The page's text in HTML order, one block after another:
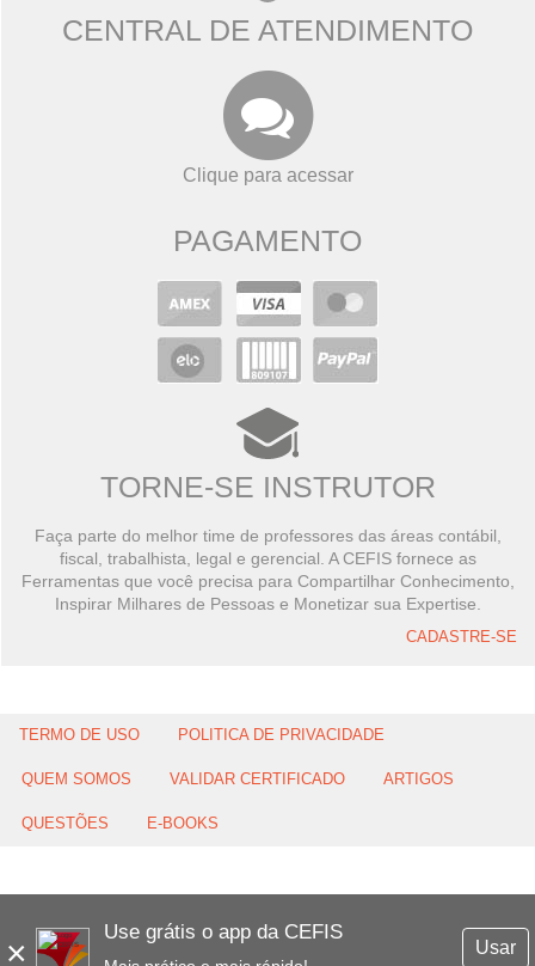
×
Use grátis o app da CEFIS
Usar
CENTRAL DE ATENDIMENTO
Clique para acessar
PAGAMENTO
TORNE-SE INSTRUTOR
Faça parte do melhor time de professores das áreas contábil,
fiscal, trabalhista, legal e gerencial. A CEFIS fornece as
Ferramentas que você precisa para Compartilhar Conhecimento,
Inspirar Milhares de Pessoas e Monetizar sua Expertise.
CADASTRE-SE
TERMO DE USO POLITICA DE PRIVACIDADE
QUEM SOMOS VALIDAR CERTIFICADO ARTIGOS
QUESTÕES E-BOOKS